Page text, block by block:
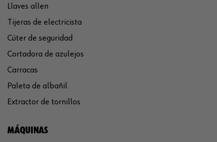
Llaves allen
Tijeras de electricista
Cúter de seguridad
Cortadora de azulejos
Carracas
Paleta de albañil
Extractor de tornillos
MÁQUINAS